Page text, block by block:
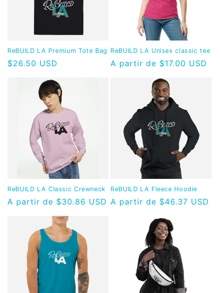
ReBUILD LA Premium Tote Bag
Precio
$26.50 USD
ReBUILD LA Unisex classic tee
Precio
A partir de $17.00 USD
ReBUILD LA Classic Crewneck
Precio
A partir de $30.86 USD
ReBUILD LA Fleece Hoodie
Precio
A partir de $46.37 USD